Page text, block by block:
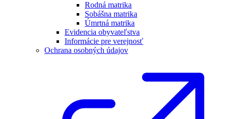
Rodná matrika
Sobášna matrika
Úmrtná matrika
Evidencia obyvateľstva
Informácie pre verejnosť
Ochrana osobných údajov